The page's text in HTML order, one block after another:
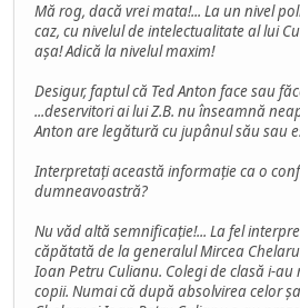
Mă rog, dacă vrei mata!... La un nivel
caz, cu nivelul de intelectualitate al lui
așa! Adică la nivelul maxim!
Desigur, faptul că Ted Anton face sau
...deservitori ai lui Z.B. nu înseamnă
Anton are legătură cu jupânul său sau
Interpretați această informație ca o
dumneavoastră?
Nu văd altă semnificație!... La fel
căpătată de la generalul Mircea
Ioan Petru Culianu. Colegi de clasă i-au
copii. Numai că după absolvirea celor